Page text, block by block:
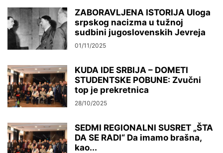
ZABORAVLJENA ISTORIJA Uloga
srpskog nacizma u tužnoj
sudbini jugoslovenskih Jevreja
01/11/2025
KUDA IDE SRBIJA – DOMETI
STUDENTSKE POBUNE: Zvučni
top je prekretnica
28/10/2025
SEDMI REGIONALNI SUSRET „ŠTA
DA SE RADI“ Da imamo brašna,
kao...